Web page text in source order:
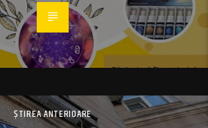
ȘTIREA ANTERIOARE